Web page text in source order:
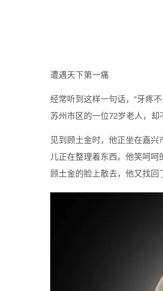
遭遇天下第一痛
经常听到这样一句话，“牙疼
苏州市区的一位72岁老人，却
见到顾土金时，他正坐在嘉
儿正在整理着东西。他笑呵呵
顾土金的脸上散去，他又找回